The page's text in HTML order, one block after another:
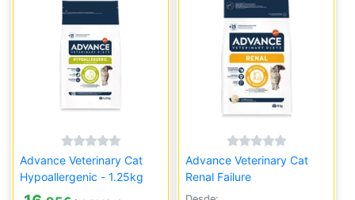
Advance Veterinary Cat
Hypoallergenic - 1.25kg
Advance Veterinary Cat
Renal Failure